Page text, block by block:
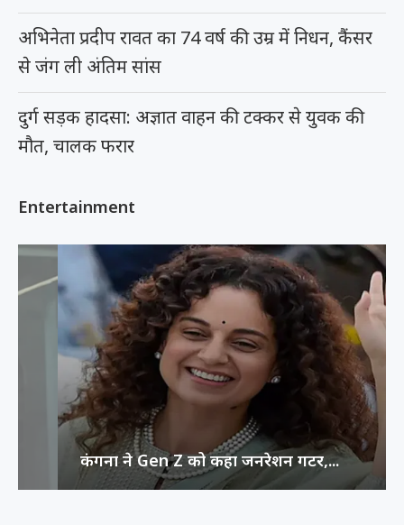
अभिनेता प्रदीप रावत का 74 वर्ष की उम्र में निधन, कैंसर
से जंग ली अंतिम सांस
दुर्ग सड़क हादसा: अज्ञात वाहन की टक्कर से युवक की
मौत, चालक फरार
Entertainment
कंगना ने Gen Z को कहा जनरेशन गटर,...